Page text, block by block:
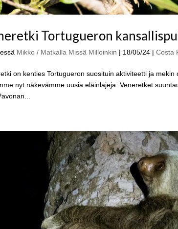
Tortugueron
Mikko / Matkalla Missä Milloinkin | 18/05/24 |Costa
on kenties Tortugueron suosituin aktiviteetti ja
nyt näkevämme uusia eläinlajeja. Veneretket